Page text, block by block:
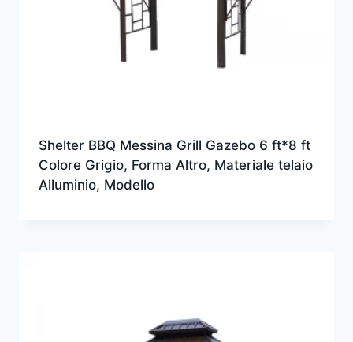
Shelter BBQ Messina Grill Gazebo 6 ft*8 ft
Colore Grigio, Forma Altro, Materiale telaio
Alluminio, Modello